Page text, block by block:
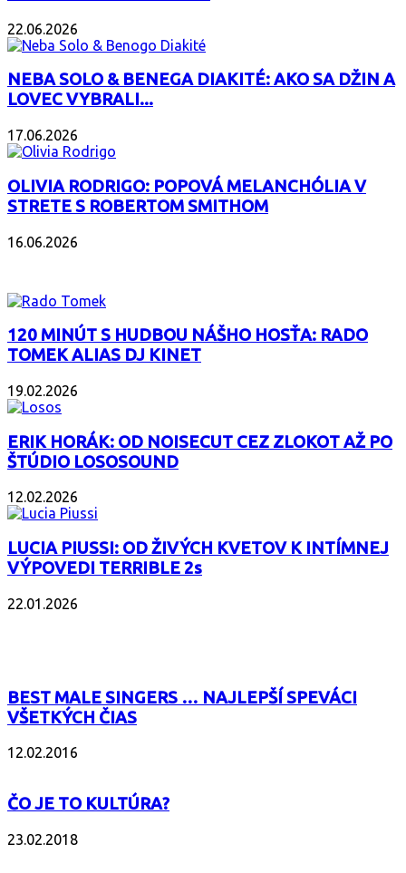
22.06.2026
NEBA SOLO & BENEGA DIAKITÉ: AKO SA DŽIN A
LOVEC VYBRALI...
17.06.2026
OLIVIA RODRIGO: POPOVÁ MELANCHÓLIA V
STRETE S ROBERTOM SMITHOM
16.06.2026
120 MINÚT S HUDBOU NÁŠHO HOSŤA: RADO
TOMEK ALIAS DJ KINET
19.02.2026
ERIK HORÁK: OD NOISECUT CEZ ZLOKOT AŽ PO
ŠTÚDIO LOSOSOUND
12.02.2026
LUCIA PIUSSI: OD ŽIVÝCH KVETOV K INTÍMNEJ
VÝPOVEDI TERRIBLE 2s
22.01.2026
BEST MALE SINGERS … NAJLEPŠÍ SPEVÁCI
VŠETKÝCH ČIAS
12.02.2016
ČO JE TO KULTÚRA?
23.02.2018